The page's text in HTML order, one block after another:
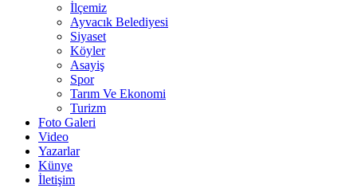
İlçemiz
Ayvacık Belediyesi
Siyaset
Köyler
Asayiş
Spor
Tarım Ve Ekonomi
Turizm
Foto Galeri
Video
Yazarlar
Künye
İletişim